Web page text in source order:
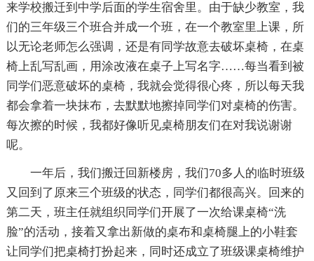
来学校搬迁到中学后面的学生宿舍里。由于缺少教室，我
们的三年级三个班合并成一个班，在一个教室里上课，所
以无论老师怎么强调，还是有同学故意去破坏桌椅，在桌
椅上乱写乱画，用涂改液在桌子上写名字……每当看到被
同学们恶意破坏的桌椅，我就会觉得很心疼，所以每天我
都会拿着一块抹布，去默默地擦掉同学们对桌椅的伤害。
每次擦的时候，我都好像听见桌椅朋友们在对我说谢谢
呢。
一年后，我们搬迁回新楼房，我们70多人的临时班级
又回到了原来三个班级的状态，同学们都很高兴。回来的
第二天，班主任就组织同学们开展了一次给课桌椅“洗
脸”的活动，接着又拿出新做的桌布和桌椅腿上的小鞋套
让同学们把桌椅打扮起来，同时还成立了班级课桌椅维护